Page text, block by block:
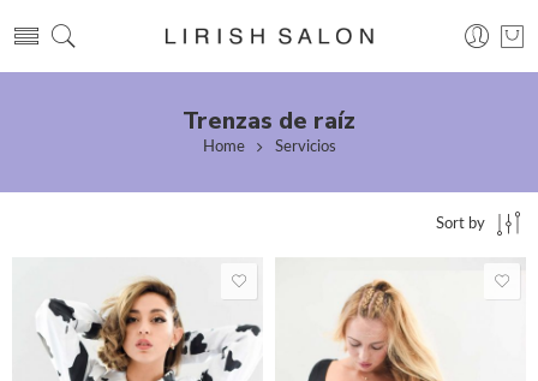
Trenzas de raíz
Home Servicios
Sort by